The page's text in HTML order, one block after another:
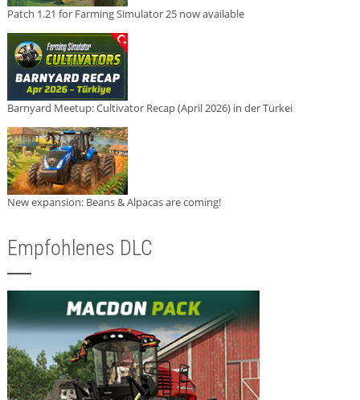
Patch 1.21 for Farming Simulator 25 now available
Barnyard Meetup: Cultivator Recap (April 2026) in der Türkei
New expansion: Beans & Alpacas are coming!
Empfohlenes DLC